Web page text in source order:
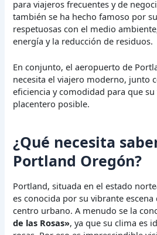
para viajeros frecuentes y de
también se ha hecho famoso por
respetuosas con el medio
energía y la reducción de residuos.
En conjunto, el aeropuerto de
necesita el viajero moderno, junto
eficiencia y comodidad para que su
placentero posible.
¿Qué necesita
Portland Oregón?
Portland, situada en el estado
es conocida por su vibrante
centro urbano. A menudo se la
de las Rosas», ya que su clima es